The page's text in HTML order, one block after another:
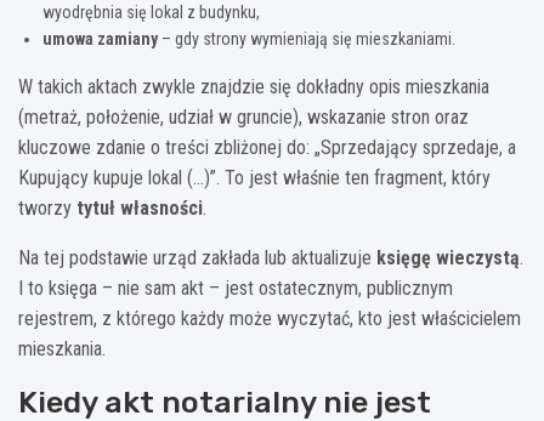
wyodrębnia się lokal z budynku,
umowa zamiany– gdy strony wymieniają się mieszkaniami.
W takich aktach zwykle znajdzie się dokładny opis mieszkania
(metraż, położenie, udział w gruncie), wskazanie stron oraz
kluczowe zdanie o treści zbliżonej do: „Sprzedający sprzedaje, a
Kupujący kupuje lokal (…)”. To jest właśnie ten fragment, który
tworzy tytuł własności.
Na tej podstawie urząd zakłada lub aktualizuje księgę wieczystą.
I to księga – nie sam akt – jest ostatecznym, publicznym
rejestrem, z którego każdy może wyczytać, kto jest właścicielem
mieszkania.
Kiedy akt notarialny nie jest